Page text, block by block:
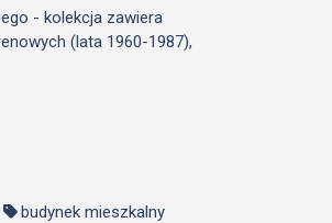
- kolekcja zawiera
(lata 1960-1987),
budynek mieszkalny